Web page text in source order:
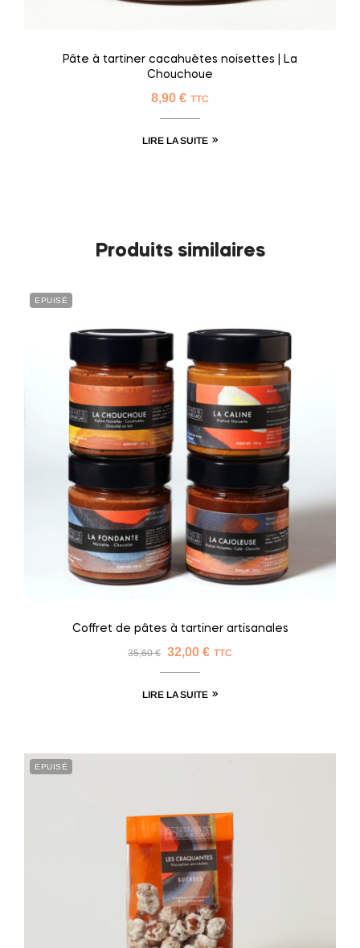
Pâte à tartiner cacahuètes noisettes | La
Chouchoue
8,90 € TTC
LIRE LA SUITE
Produits similaires
EPUISÉ
Coffret de pâtes à tartiner artisanales
35,60€ 32,00 € TTC
LIRE LA SUITE
EPUISÉ